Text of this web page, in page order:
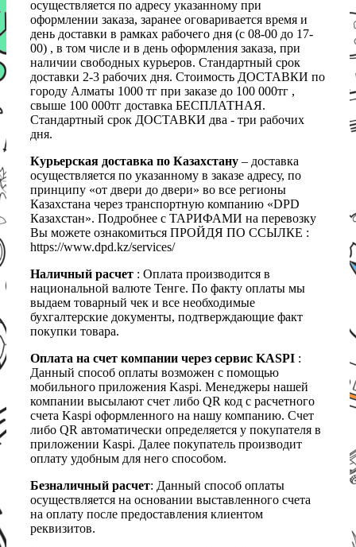
осуществляется по адресу указанному при
оформлении заказа, заранее оговаривается время и
день доставки в рамках рабочего дня (с 08-00 до 17-
00) , в том числе и в день оформления заказа, при
наличии свободных курьеров. Стандартный срок
доставки 2-3 рабочих дня. Стоимость ДОСТАВКИ по
городу Алматы 1000 тг при заказе до 100 000тг ,
свыше 100 000тг доставка БЕСПЛАТНАЯ.
Стандартный срок ДОСТАВКИ два - три рабочих
дня.
Курьерская доставка по Казахстану – доставка
осуществляется по указанному в заказе адресу, по
принципу «от двери до двери» во все регионы
Казахстана через транспортную компанию «DPD
Казахстан». Подробнее с ТАРИФАМИ на перевозку
Вы можете ознакомиться ПРОЙДЯ ПО ССЫЛКЕ :
https://www.dpd.kz/services/
Наличный расчет : Оплата производится в
национальной валюте Тенге. По факту оплаты мы
выдаем товарный чек и все необходимые
бухгалтерские документы, подтверждающие факт
покупки товара.
Оплата на счет компании через сервис KASPI :
Данный способ оплаты возможен с помощью
мобильного приложения Kaspi. Менеджеры нашей
компании высылают счет либо QR код с расчетного
счета Kaspi оформленного на нашу компанию. Счет
либо QR автоматически определяется у покупателя в
приложении Kaspi. Далее покупатель производит
оплату удобным для него способом.
Безналичный расчет: Данный способ оплаты
осуществляется на основании выставленного счета
на оплату после предоставления клиентом
реквизитов.